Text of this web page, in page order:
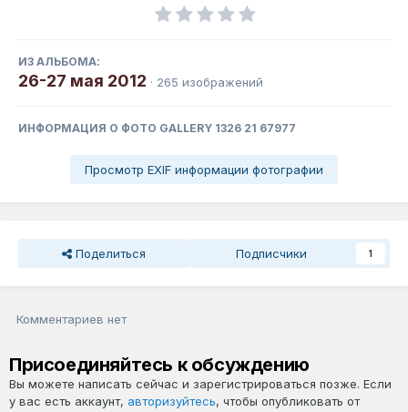
ИЗ АЛЬБОМА:
26-27 мая 2012 · 265 изображений
ИНФОРМАЦИЯ О ФОТО GALLERY 1326 21 67977
Просмотр EXIF информации фотографии
Поделиться Подписчики 1
Комментариев нет
Присоединяйтесь к обсуждению
Вы можете написать сейчас и зарегистрироваться позже. Если
у вас есть аккаунт, авторизуйтесь, чтобы опубликовать от